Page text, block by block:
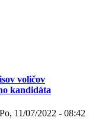
voličov
kandidáta
Po, 11/07/2022 - 08:42